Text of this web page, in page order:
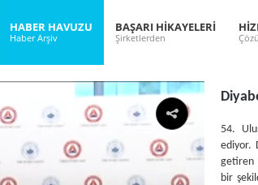
HABER HAVUZU
Haber Arşiv
BAŞARI HİKAYELERİ
Şirketlerden
54.
ediyor.
getiren
bir